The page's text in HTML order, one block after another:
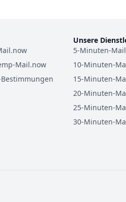
Mail.now
Unsere
5-Minuten-Mail
10-Minuten-
15-Minuten-
20-Minuten-
25-Minuten-
30-Minuten-